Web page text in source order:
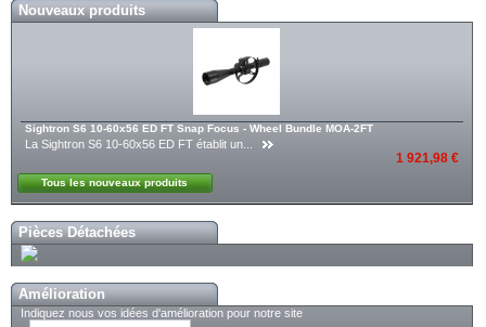
Nouveaux produits
Sightron S6 10-60x56 ED FT Snap Focus - Wheel Bundle MOA-2FT
La Sightron S6 10-60x56 ED FT établit un...
1 921,98 €
Tous les nouveaux produits
Pièces Détachées
Amélioration
Indiquez nous vos idées d'amélioration pour notre site